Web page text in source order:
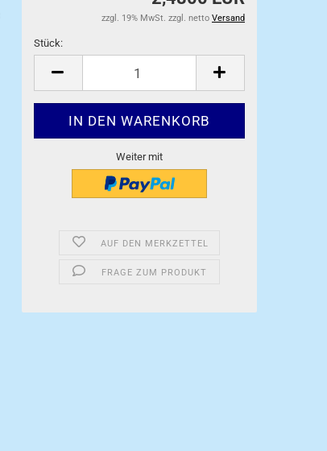
zzgl. 19% MwSt. zzgl. netto Versand
Stück:
Stück
Weiter mit
AUF DEN MERKZETTEL
FRAGE ZUM PRODUKT